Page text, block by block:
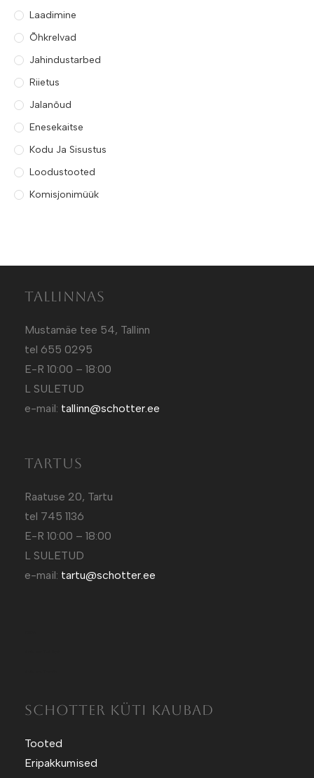
Laadimine
Õhkrelvad
Jahindustarbed
Riietus
Jalanõud
Enesekaitse
Kodu Ja Sisustus
Loodustooted
Komisjonimüük
Tallinnas
Mustamäe tee 54, Tallinn
tel 655 0295
E-R 10:00 – 18:00
L SULETUD
e-mail: tallinn@schotter.ee
Tartus
Raatuse 20, Tartu
tel 745 1136
E-R 10:00 – 18:00
L SULETUD
e-mail: tartu@schotter.ee
SCHOTTER KÜTI KAUBAD
Tooted
Eripakkumised